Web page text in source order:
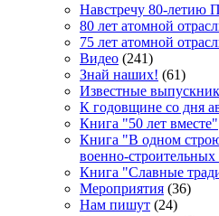
Навстречу 80-летию
80 лет атомной
75 лет атомной
Видео (241)
Знай наших! (61)
Известные
К годовщине со дня
Книга "50 лет вместе"
Книга "В одном
военно-строительных
Книга "Славные
Мероприятия (36)
Нам пишут (24)